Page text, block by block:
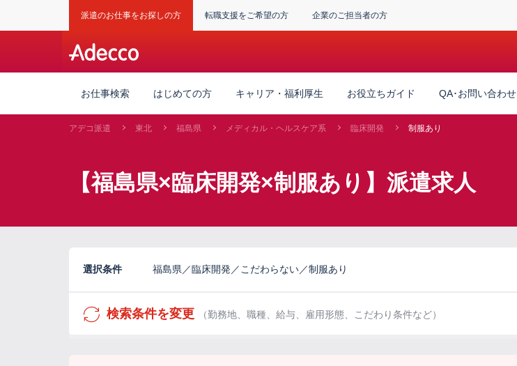
派遣のお仕事をお探しの方 転職支援をご希望の方 企業のご担当者の方
お仕事検索 はじめての方 キャリア・福利厚生 お役立ちガイド QA･お問い合わせ
アデコ派遣 東北 福島県 メディカル・ヘルスケア系 臨床開発 制服あり
【福島県×臨床開発×制服あり】派遣求人
選択条件 福島県／臨床開発／こだわらない／制服あり
検索条件を変更 （勤務地、職種、給与、雇用形態、こだわり条件など）